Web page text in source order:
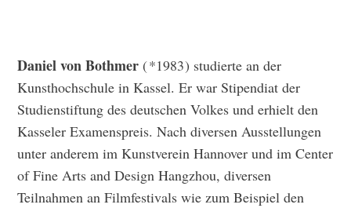
Daniel von Bothmer ( *1983 ) studierte an der
Kunsthochschule in Kassel. Er war Stipendiat der
Studienstiftung des deutschen Volkes und erhielt den
Kasseler Examenspreis. Nach diversen Ausstellungen
unter anderem im Kunstverein Hannover und im Center
of Fine Arts and Design Hangzhou, diversen
Teilnahmen an Filmfestivals wie zum Beispiel den